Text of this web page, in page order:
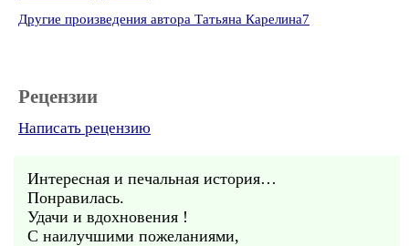
Другие произведения автора Татьяна Карелина7
Рецензии
Написать рецензию
Интересная и печальная история…
Понравилась.
Удачи и вдохновения !
С наилучшими пожеланиями,